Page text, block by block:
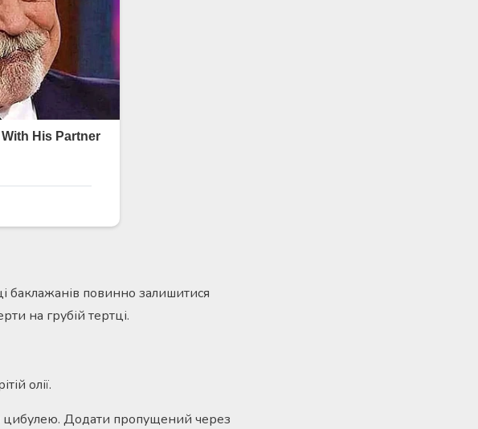
баклажанів повинно залишитися
на грубій тертці.
олії.
цибулею. Додати пропущений через